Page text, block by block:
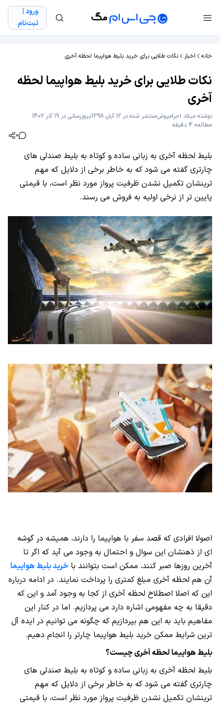
ورود |
ثبت‌نام
خانه اخبار نکات طلایی برای خرید بلیط هواپیما لحظه آخری
نکات طلایی برای خرید بلیط هواپیما لحظه
آخری
نوشته میلاد احرامپوشمنتشر شده در 12 آبان 1398
بروزرسانی در 19 آذر 1402
مطالعه 4 دقیقه
0
بلیط لحظه آخری به زبانی ساده و کوتاه به بلیط صندلی های
چارتری گفته می شود که به خاطر برخی از دلایل که مهم
ترینشان تکمیل نشدن ظرفیت پرواز مورد نظر است، با قیمتی
پایین تر از نرخی اولیه به فروش می رسند.
اصولا افرادی که قصد سفر با هواپیما را دارند، همیشه در گوشه
ای از ذهنشان این سوال و احتمال به وجود می آید که اگر تا
آخرین روزها صبر کنند، ممکن است بتوانند با خرید بلیط هواپیما
آن هم لحظه آخری مبلغ کمتری را پرداخت نمایند. در ادامه درباره
این که اصلا اصطلاح لحظه آخری از کجا به وجود آمد و این که
دقیقا به چه مفهومی اشاره دارد می پردازیم. اما در کنار این
مفاهیم باید به این هم بپردازیم که چگونه می توانیم در ایده آل
ترین شرایط ممکن خرید بلیط هواپیما چارتر را انجام دهیم.
بلیط هواپیما لحظه آخری چیست؟
بلیط لحظه آخری به زبانی ساده و کوتاه به بلیط صندلی های
چارتری گفته می شود که به خاطر برخی از دلایل که مهم
ترینشان تکمیل نشدن ظرفیت پرواز مورد نظر است، با قیمتی